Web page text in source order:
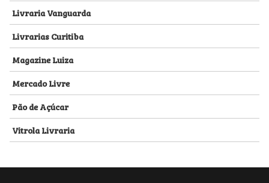
Livraria Vanguarda
Livrarias Curitiba
Magazine Luiza
Mercado Livre
Pão de Açúcar
Vitrola Livraria